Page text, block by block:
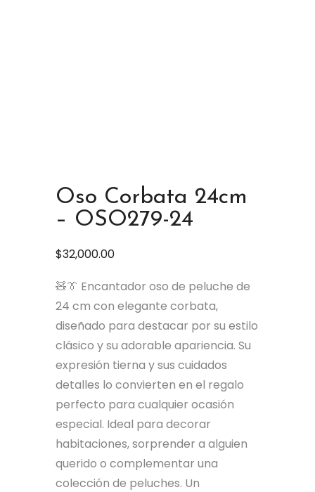
Oso Corbata 24cm
– OSO279-24
$32,000.00
🧸👔 Encantador oso de peluche de
24 cm con elegante corbata,
diseñado para destacar por su estilo
clásico y su adorable apariencia. Su
expresión tierna y sus cuidados
detalles lo convierten en el regalo
perfecto para cualquier ocasión
especial. Ideal para decorar
habitaciones, sorprender a alguien
querido o complementar una
colección de peluches. Un